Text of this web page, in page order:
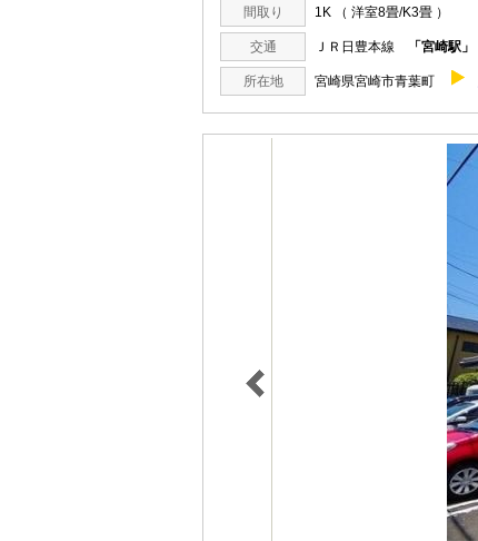
間取り 1K （ 洋室8畳/K3畳 ）
交通 ＪＲ日豊本線 「宮崎駅」
所在地 宮崎県宮崎市青葉町